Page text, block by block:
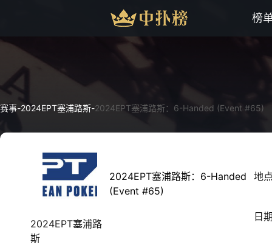
榜
赛事-2024EPT塞浦路斯-2024EPT塞浦路斯：6-Handed (Event #65)
2024EPT塞浦路
斯
2024EPT塞浦路斯：6-Handed
(Event #65)
地
日